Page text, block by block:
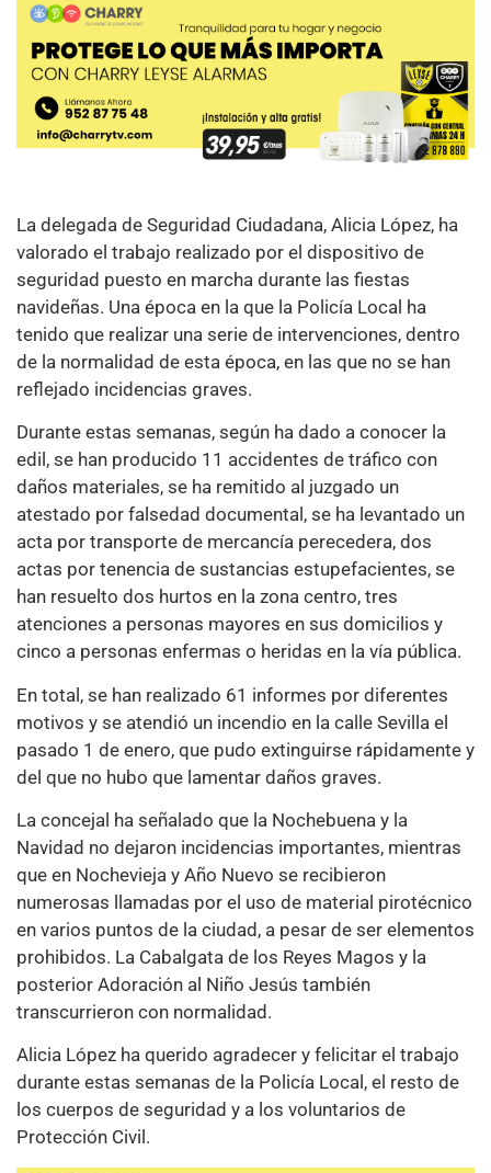
La delegada de Seguridad Ciudadana, Alicia López, ha
valorado el trabajo realizado por el dispositivo de
seguridad puesto en marcha durante las fiestas
navideñas. Una época en la que la Policía Local ha
tenido que realizar una serie de intervenciones, dentro
de la normalidad de esta época, en las que no se han
reflejado incidencias graves.
Durante estas semanas, según ha dado a conocer la
edil, se han producido 11 accidentes de tráfico con
daños materiales, se ha remitido al juzgado un
atestado por falsedad documental, se ha levantado un
acta por transporte de mercancía perecedera, dos
actas por tenencia de sustancias estupefacientes, se
han resuelto dos hurtos en la zona centro, tres
atenciones a personas mayores en sus domicilios y
cinco a personas enfermas o heridas en la vía pública.
En total, se han realizado 61 informes por diferentes
motivos y se atendió un incendio en la calle Sevilla el
pasado 1 de enero, que pudo extinguirse rápidamente y
del que no hubo que lamentar daños graves.
La concejal ha señalado que la Nochebuena y la
Navidad no dejaron incidencias importantes, mientras
que en Nochevieja y Año Nuevo se recibieron
numerosas llamadas por el uso de material pirotécnico
en varios puntos de la ciudad, a pesar de ser elementos
prohibidos. La Cabalgata de los Reyes Magos y la
posterior Adoración al Niño Jesús también
transcurrieron con normalidad.
Alicia López ha querido agradecer y felicitar el trabajo
durante estas semanas de la Policía Local, el resto de
los cuerpos de seguridad y a los voluntarios de
Protección Civil.